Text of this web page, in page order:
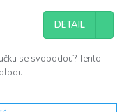
DETAIL
se svobodou? Tento